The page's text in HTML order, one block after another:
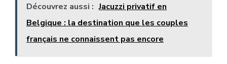
Découvrez aussi : Jacuzzi privatif en
Belgique : la destination que les couples
français ne connaissent pas encore